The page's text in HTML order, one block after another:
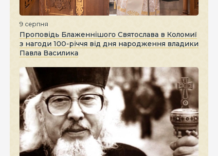
9 серпня
Проповідь Блаженнішого Святослава в Коломиї
з нагоди 100-річчя від дня народження владики
Павла Василика